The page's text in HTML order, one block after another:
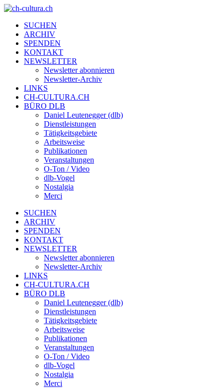
SUCHEN
ARCHIV
SPENDEN
KONTAKT
NEWSLETTER
Newsletter abonnieren
Newsletter-Archiv
LINKS
CH-CULTURA.CH
BÜRO DLB
Daniel Leutenegger (dlb)
Dienstleistungen
Tätigkeitsgebiete
Arbeitsweise
Publikationen
Veranstaltungen
O-Ton / Video
dlb-Vogel
Nostalgia
Merci
SUCHEN
ARCHIV
SPENDEN
KONTAKT
NEWSLETTER
Newsletter abonnieren
Newsletter-Archiv
LINKS
CH-CULTURA.CH
BÜRO DLB
Daniel Leutenegger (dlb)
Dienstleistungen
Tätigkeitsgebiete
Arbeitsweise
Publikationen
Veranstaltungen
O-Ton / Video
dlb-Vogel
Nostalgia
Merci